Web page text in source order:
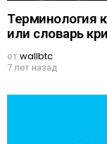
Терминология
или словарь
отwallbtc
7 лет назад